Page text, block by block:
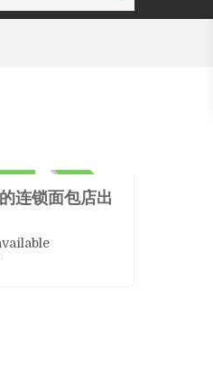
ACTIVE
连锁面包店出